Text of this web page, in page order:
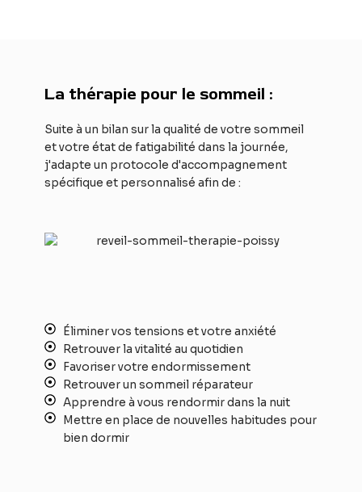
La thérapie pour le sommeil :
Suite à un bilan sur la qualité de votre sommeil
et votre état de fatigabilité dans la journée,
j'adapte un protocole d'accompagnement
spécifique et personnalisé afin de :
Éliminer vos tensions et votre anxiété
Retrouver la vitalité au quotidien
Favoriser votre endormissement
Retrouver un sommeil réparateur
Apprendre à vous rendormir dans la nuit
Mettre en place de nouvelles habitudes pour
bien dormir